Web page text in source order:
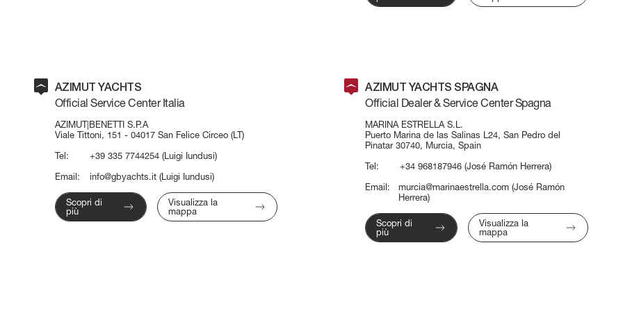
AZIMUT YACHTS
Official Service Center Italia
AZIMUT|BENETTI S.P.A
Viale Tittoni, 151 - 04017 San Felice Circeo (LT)
Tel:
+39 335 7744254(Luigi Iundusi)
Email:
info@gbyachts.it(Luigi Iundusi)
Scopri di
più
Visualizza la
mappa
AZIMUT YACHTS SPAGNA
Official Dealer & Service Center Spagna
MARINA ESTRELLA S.L.
Puerto Marina de las Salinas L24, San Pedro del
Pinatar 30740, Murcia, Spain
Tel:
+34 968187946 (José Ramón Herrera)
Email:
murcia@marinaestrella.com(José Ramón
Herrera)
Scopri di
più
Visualizza la
mappa